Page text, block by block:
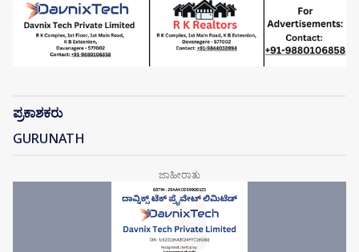
ಪ್ರಕಾಶಕರು
GURUNATH